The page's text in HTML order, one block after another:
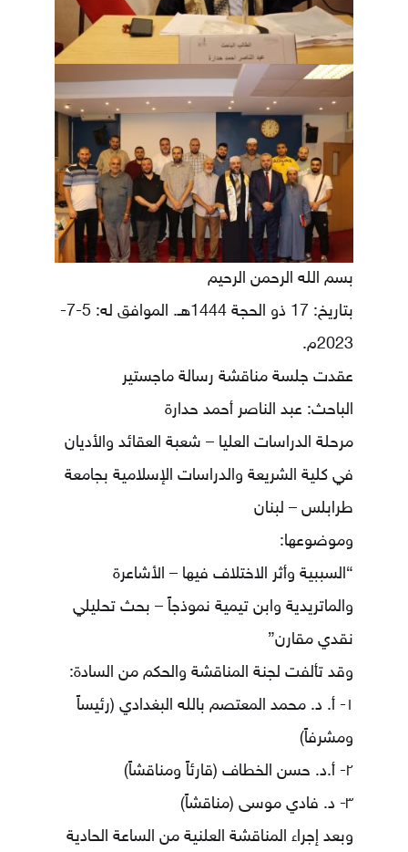
بسم الله الرحمن الرحيم
بتاريخ: 17 ذو الحجة 1444هـ. الموافق له: 5-7-
2023م.
عقدت جلسة مناقشة رسالة ماجستير
الباحث: عبد الناصر أحمد حدارة
مرحلة الدراسات العليا – شعبة العقائد والأديان
في كلية الشريعة والدراسات الإسلامية بجامعة
طرابلس – لبنان
وموضوعها:
“السببية وأثر الاختلاف فيها – الأشاعرة
والماتريدية وابن تيمية نموذجاً – بحث تحليلي
نقدي مقارن”
وقد تألفت لجنة المناقشة والحكم من السادة:
١- أ. د. محمد المعتصم بالله البغدادي (رئيساً
ومشرفاً)
٢- أ.د. حسن الخطاف (قارئاً ومناقشاً)
٣- د. فادي موسى (مناقشاً)
وبعد إجراء المناقشة العلنية من الساعة الحادية